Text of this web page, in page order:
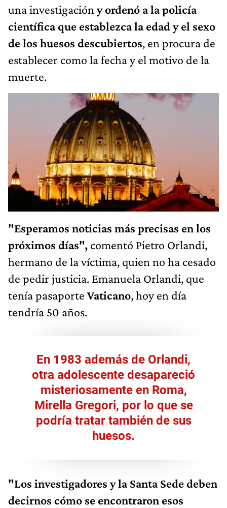
una investigación y ordenó a la policía
científica que establezca la edad y el sexo
de los huesos descubiertos, en procura de
establecer como la fecha y el motivo de la
muerte.
"Esperamos noticias más precisas en los
próximos días", comentó Pietro Orlandi,
hermano de la víctima, quien no ha cesado
de pedir justicia. Emanuela Orlandi, que
tenía pasaporte Vaticano, hoy en día
tendría 50 años.
En 1983 además de Orlandi,
otra adolescente desapareció
misteriosamente en Roma,
Mirella Gregori, por lo que se
podría tratar también de sus
huesos.
"Los investigadores y la Santa Sede deben
decirnos cómo se encontraron esos